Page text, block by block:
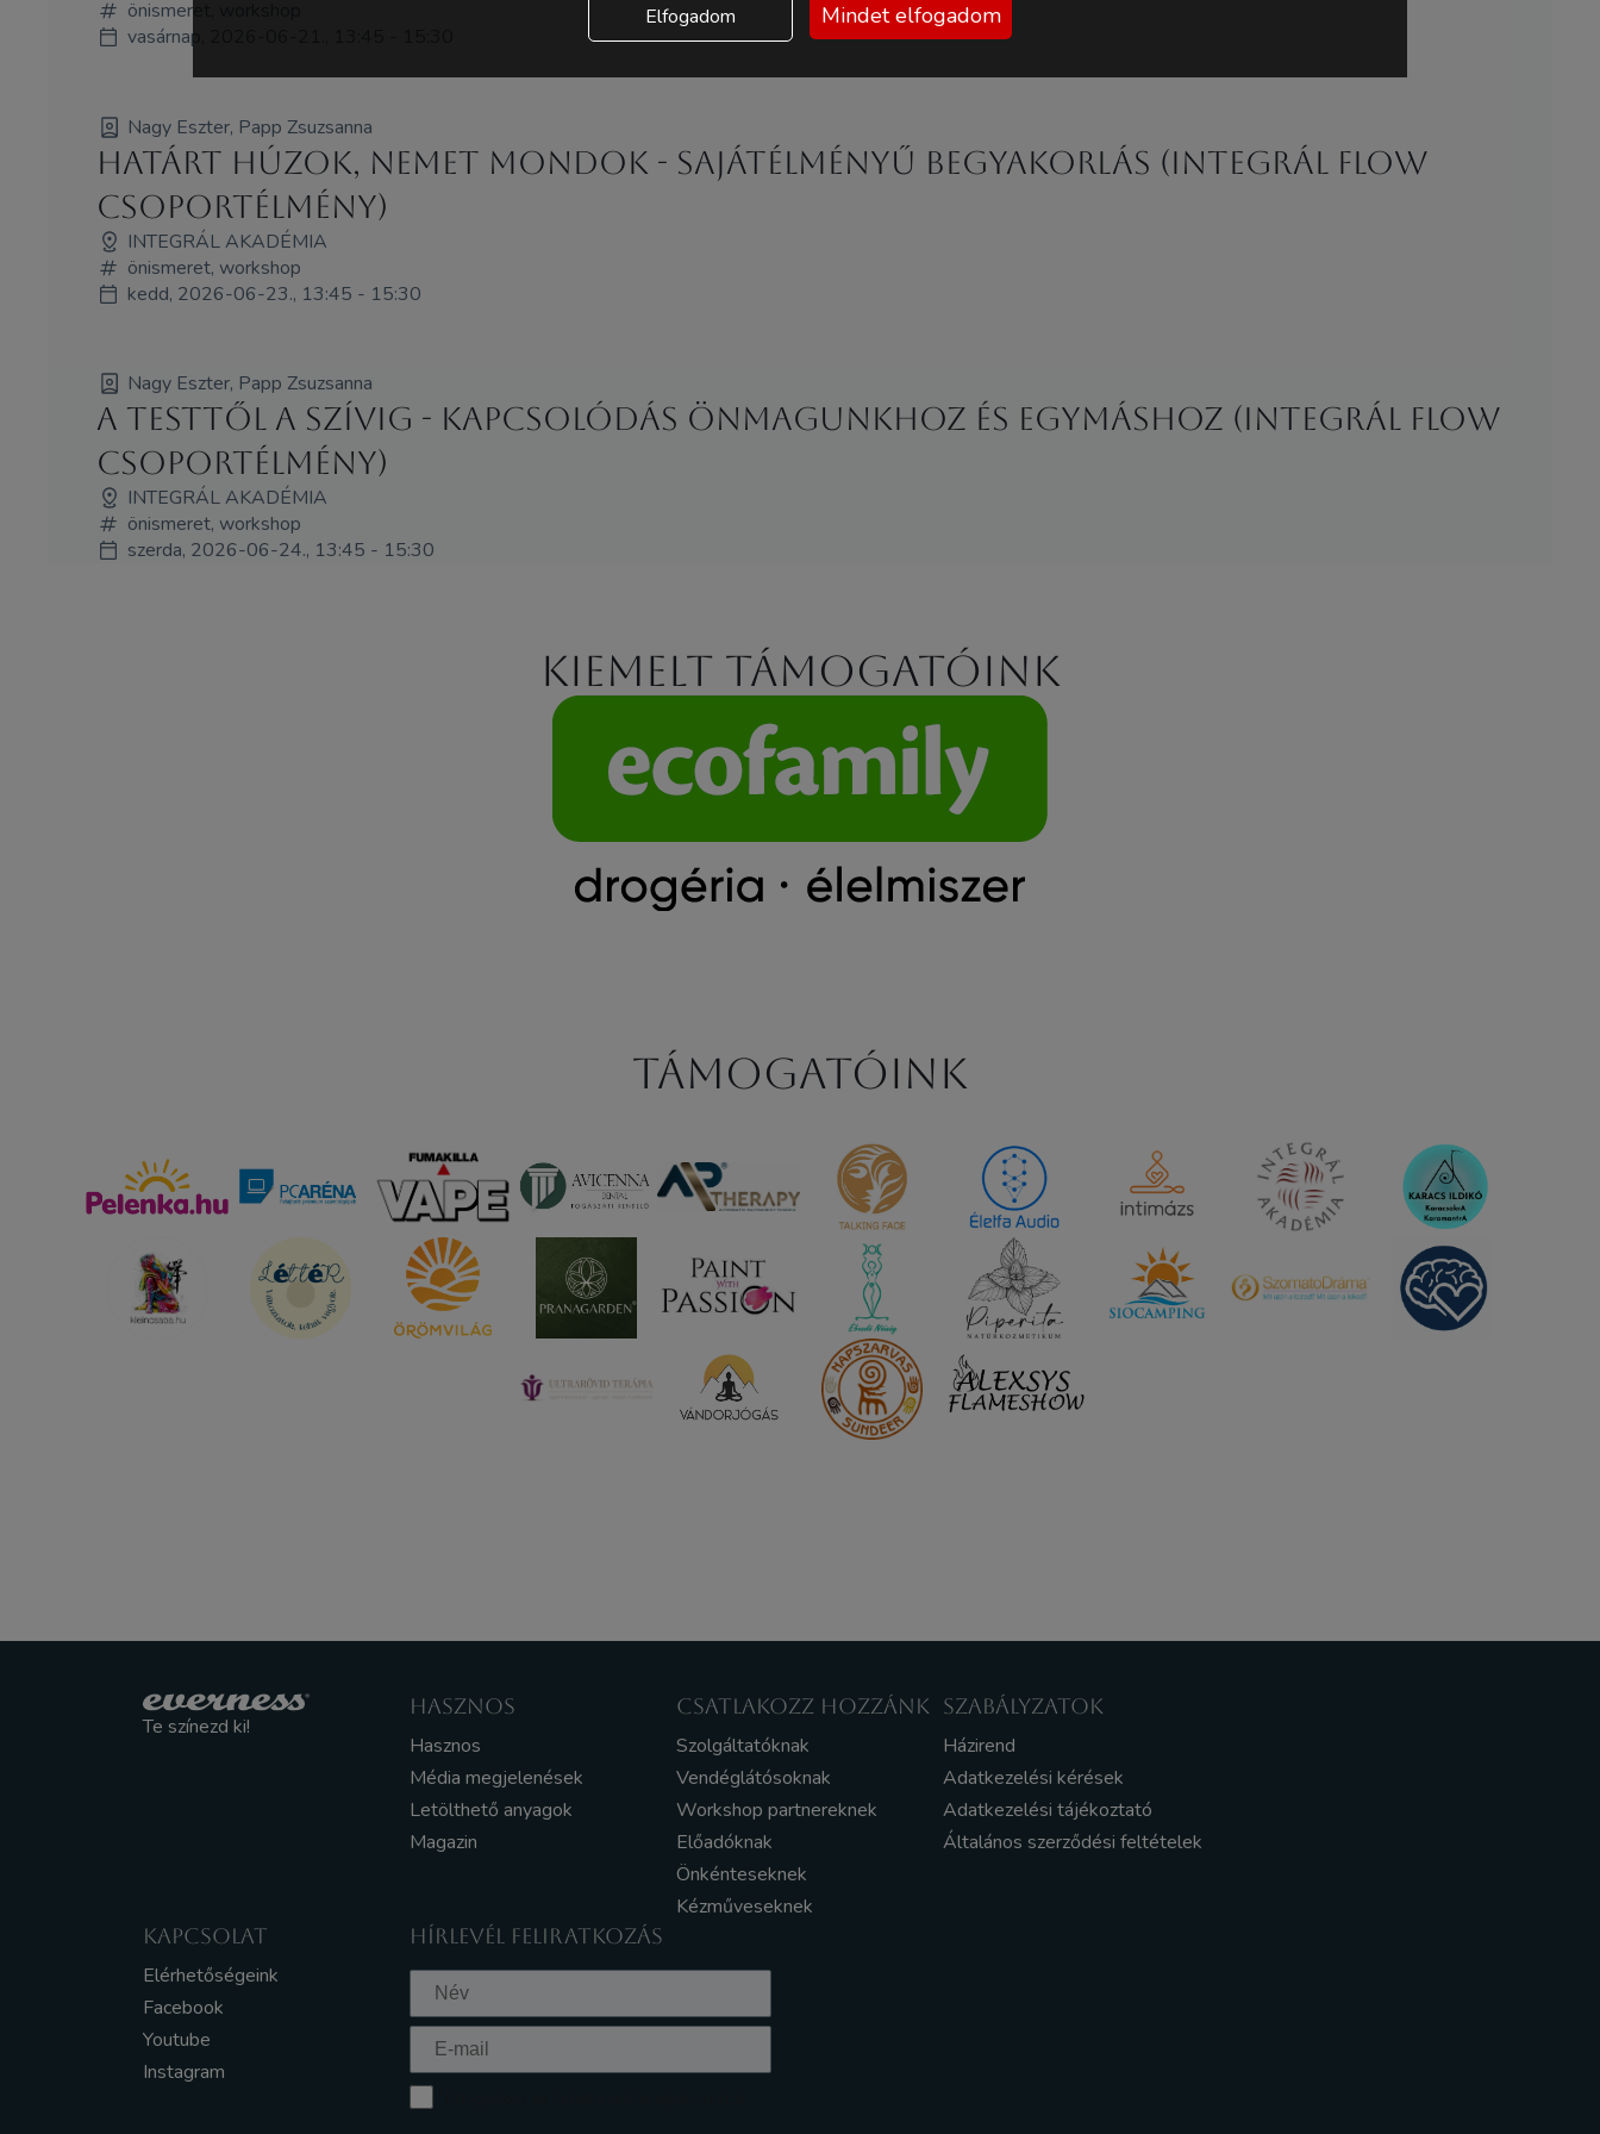
önismeret, workshop
vasárnap, 2026-06-21., 13:45 - 15:30
Nagy Eszter, Papp Zsuzsanna
Határt húzok, nemet mondok - sajátélményű begyakorlás (Integrál Flow
Csoportélmény)
INTEGRÁL AKADÉMIA
önismeret, workshop
kedd, 2026-06-23., 13:45 - 15:30
Nagy Eszter, Papp Zsuzsanna
A testtől a szívig - kapcsolódás önmagunkhoz és egymáshoz (Integrál Flow
Csoportélmény)
INTEGRÁL AKADÉMIA
önismeret, workshop
szerda, 2026-06-24., 13:45 - 15:30
Kiemelt támogatóink
Támogatóink
Te színezd ki!
HASZNOS
Hasznos
Média megjelenések
Letölthető anyagok
Magazin
CSATLAKOZZ HOZZÁNK
Szolgáltatóknak
Vendéglátósoknak
Workshop partnereknek
Előadóknak
Önkénteseknek
Kézműveseknek
SZABÁLYZATOK
Házirend
Adatkezelési kérések
Adatkezelési tájékoztató
Általános szerződési feltételek
KAPCSOLAT
Elérhetőségeink
Facebook
Youtube
Instagram
HÍRLEVÉL FELIRATKOZÁS
Elfogadom Mindet elfogadom